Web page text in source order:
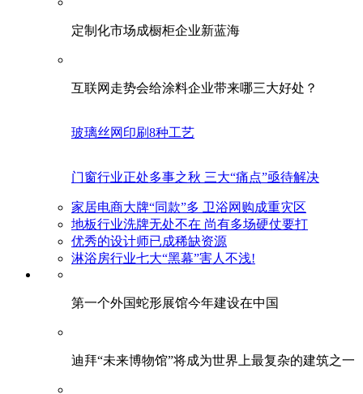
定制化市场成橱柜企业新蓝海
互联网走势会给涂料企业带来哪三大好处？
玻璃丝网印刷8种工艺
门窗行业正处多事之秋 三大“痛点”亟待解决
家居电商大牌“同款”多 卫浴网购成重灾区
地板行业洗牌无处不在 尚有多场硬仗要打
优秀的设计师已成稀缺资源
淋浴房行业七大“黑幕”害人不浅!
第一个外国蛇形展馆今年建设在中国
迪拜“未来博物馆”将成为世界上最复杂的建筑之一